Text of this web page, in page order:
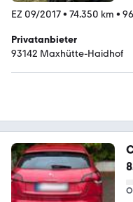
EZ 09/2017• 74.350 km •
Privatanbieter
93142 Maxhütte-Haidhof